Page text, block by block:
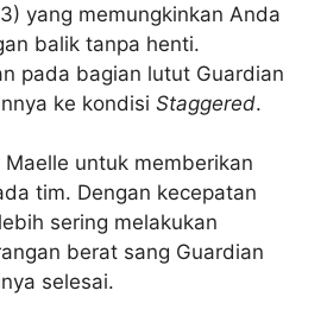
yang memungkinkan Anda
balik tanpa henti.
pada bagian lutut Guardian
ke kondisi Staggered.
untuk memberikan
tim. Dengan kecepatan
sering melakukan
berat sang Guardian
selesai.